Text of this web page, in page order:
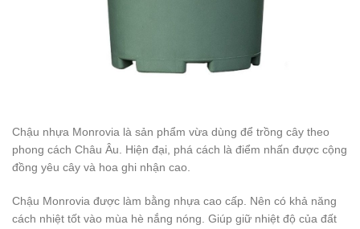
Chậu nhựa Monrovia là sản phẩm vừa dùng để trồng cây theo
phong cách Châu Âu. Hiện đại, phá cách là điểm nhấn được cộng
đồng yêu cây và hoa ghi nhận cao.
Chậu Monrovia được làm bằng nhựa cao cấp. Nên có khả năng
cách nhiệt tốt vào mùa hè nắng nóng. Giúp giữ nhiệt độ của đất